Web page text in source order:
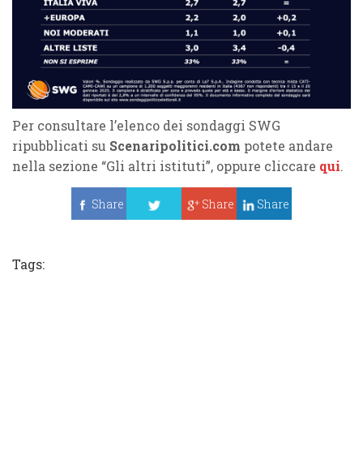
Per consultare l’elenco dei sondaggi SWG
ripubblicati su Scenaripolitici.com potete andare
nella sezione “Gli altri istituti”, oppure cliccare qui.
Share
Share Share
Tags: